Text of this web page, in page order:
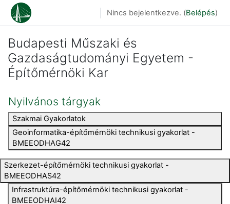
Tovább a fő tartalomhoz
Nincs bejelentkezve. (Belépés)
Budapesti Műszaki és
Gazdaságtudományi Egyetem -
Építőmérnöki Kar
Nyilvános tárgyak
Szakmai Gyakorlatok
Geoinformatika-építőmérnöki technikusi gyakorlat -
BMEEODHAG42
Szerkezet-építőmérnöki technikusi gyakorlat -
BMEEODHAS42
Infrastruktúra-építőmérnöki technikusi gyakorlat -
BMEEODHAI42